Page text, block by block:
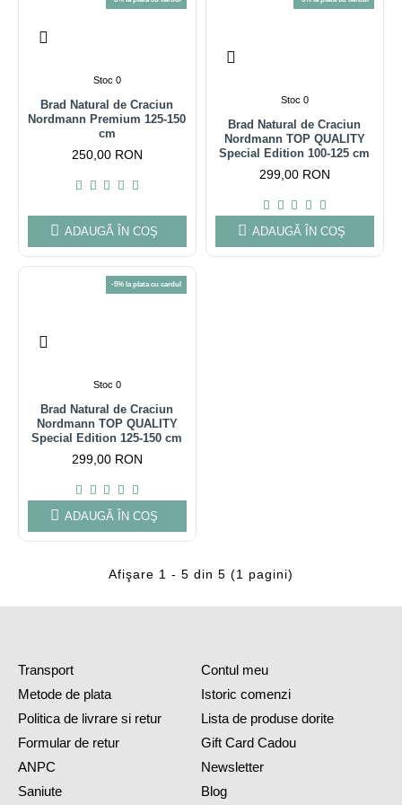
Stoc 0
Brad Natural de Craciun
Nordmann Premium 125-150
cm
250,00 RON
ADAUGĂ ÎN COŞ
Stoc 0
Brad Natural de Craciun
Nordmann TOP QUALITY
Special Edition 100-125 cm
299,00 RON
ADAUGĂ ÎN COŞ
-5% la plata cu cardul
Stoc 0
Brad Natural de Craciun
Nordmann TOP QUALITY
Special Edition 125-150 cm
299,00 RON
ADAUGĂ ÎN COŞ
Afişare 1 - 5 din 5 (1 pagini)
Transport
Metode de plata
Politica de livrare si retur
Formular de retur
ANPC
Saniute
Contul meu
Istoric comenzi
Lista de produse dorite
Gift Card Cadou
Newsletter
Blog